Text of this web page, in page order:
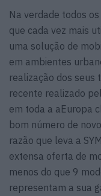
Na verdade todos
que cada vez mais
uma solução de
em ambientes
realização dos seus
recente realizado
em toda a aEuropa
bom número de
razão que leva a
extensa oferta de
menos do que 9
representam a sua